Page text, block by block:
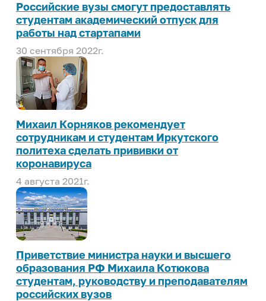
ИРНИТУ в соцсетях
Иностранному студенту
Медицинский кабинет
Общежития
Личный кабинет студента
Личный кабинет родителя
Нормативные документы
Инклюзивное образование
Российские вузы смогут предоставлять
студентам академический отпуск для
работы над стартапами
30 сентября 2022г.
Михаил Корняков рекомендует
сотрудникам и студентам Иркутского
политеха сделать прививки от
коронавируса
4 августа 2021г.
Приветствие министра науки и высшего
образования РФ Михаила Котюкова
студентам, руководству и преподавателям
российских вузов